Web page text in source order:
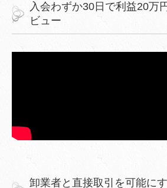
入会わずか30日で利益20万
ビュー
卸業者と直接取引を可能に